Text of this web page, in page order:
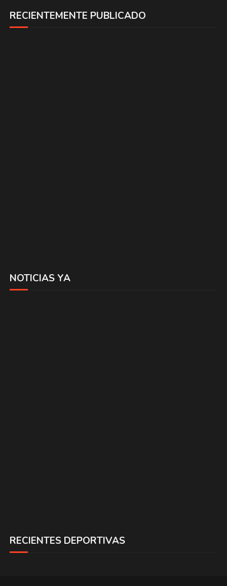
RECIENTEMENTE PUBLICADO
NOTICIAS YA
RECIENTES DEPORTIVAS